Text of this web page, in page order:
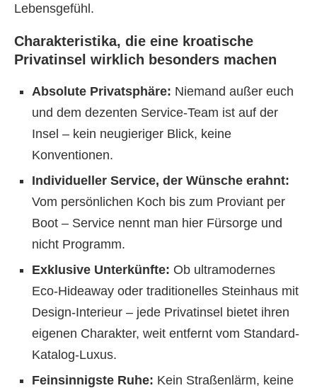
Lebensgefühl.
Charakteristika, die eine kroatische
Privatinsel wirklich besonders machen
Absolute Privatsphäre: Niemand außer euch
und dem dezenten Service-Team ist auf der
Insel – kein neugieriger Blick, keine
Konventionen.
Individueller Service, der Wünsche erahnt:
Vom persönlichen Koch bis zum Proviant per
Boot – Service nennt man hier Fürsorge und
nicht Programm.
Exklusive Unterkünfte: Ob ultramodernes
Eco-Hideaway oder traditionelles Steinhaus mit
Design-Interieur – jede Privatinsel bietet ihren
eigenen Charakter, weit entfernt vom Standard-
Katalog-Luxus.
Feinsinnigste Ruhe: Kein Straßenlärm, keine